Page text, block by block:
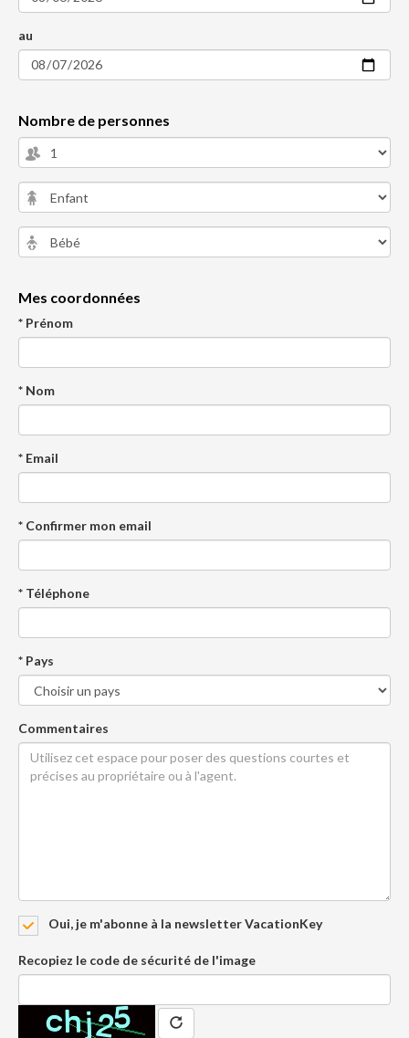
au
Nombre de personnes
Mes coordonnées
* Prénom
* Nom
* Email
* Confirmer mon email
* Téléphone
* Pays
Commentaires
Oui, je m'abonne à la newsletter VacationKey
Recopiez le code de sécurité de l'image